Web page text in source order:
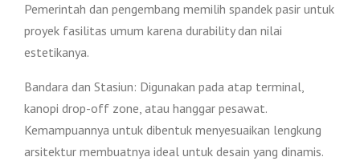
Pemerintah dan pengembang memilih spandek pasir untuk
proyek fasilitas umum karena durability dan nilai
estetikanya.
Bandara dan Stasiun: Digunakan pada atap terminal,
kanopi drop-off zone, atau hanggar pesawat.
Kemampuannya untuk dibentuk menyesuaikan lengkung
arsitektur membuatnya ideal untuk desain yang dinamis.